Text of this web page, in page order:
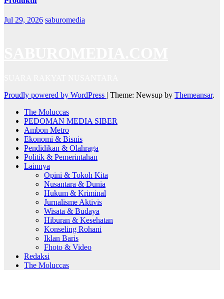
Jul 29, 2026 saburomedia
Proudly powered by WordPress | Theme: Newsup by Themeansar.
The Moluccas
PEDOMAN MEDIA SIBER
Ambon Metro
Ekonomi & Bisnis
Pendidikan & Olahraga
Politik & Pemerintahan
Lainnya
Opini & Tokoh Kita
Nusantara & Dunia
Hukum & Kriminal
Jurnalisme Aktivis
Wisata & Budaya
Hiburan & Kesehatan
Konseling Rohani
Iklan Baris
Fhoto & Video
Redaksi
The Moluccas